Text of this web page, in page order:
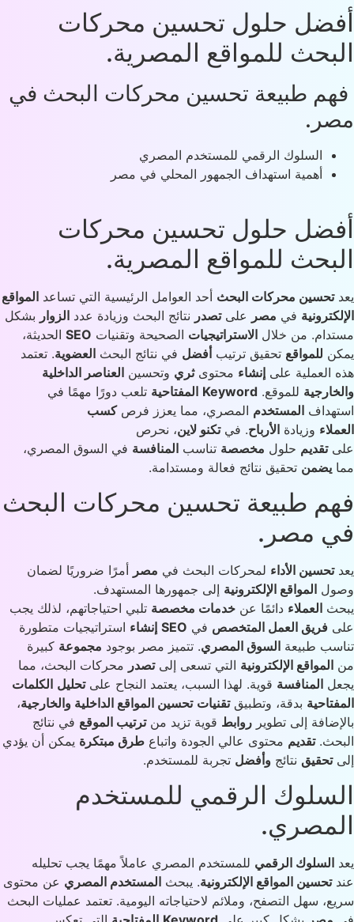
حلول تحسين محركات
للمواقع المصرية.
طبيعة تحسين محركات البحث في
السلوك الرقمي للمستخدم المصري
أهمية استهداف الجمهور المحلي في مصر
حلول تحسين محركات
للمواقع المصرية.
تحسين محركات البحثأحد العوامل الرئيسية التي تساعدالمواقع
فيمصرعلىتصدرنتائج البحث وزيادة عددالزواربشكل
من خلالالاستراتيجياتالصحيحة وتقنياتSEOالحديثة،
للمواقعتحقيق ترتيبأفضلفي نتائج البحثالعضوية. تعتمد
العملية علىإنشاءمحتوىثري وتحسينالعناصر الداخلية
للموقع.Keyword المفتاحيةتلعب دورًا مهمًا في
المستخدمالمصري، مما يعزز فرصكسب
وزيادةالأرباح. فيتكنو لاين، نحرص
تقديمحلولمخصصةتناسبالمنافسةفي السوق المصري،
يضمنتحقيق نتائج فعالة ومستدامة.
طبيعة تحسين محركات البحث
مصر.
تحسين الأداءلمحركات البحث فيمصرأمرًا ضروريًا لضمان
المواقع الإلكترونيةإلى جمهورها المستهدف.
العملاءدائمًا عنخدمات مخصصةتلبي احتياجاتهم، لذلك يجب
فريق العمل المتخصصفيSEO إنشاءاستراتيجيات متطورة
طبيعةالسوق المصري . تتميز مصر بوجودمجموعةكبيرة
المواقع الإلكترونيةالتي تسعى إلىتصدرمحركات البحث، مما
المنافسةقوية. لهذا السبب، يعتمد النجاح علىتحليل الكلمات
بدقة، وتطبيقتقنيات تحسين المواقع الداخلية والخارجية،
إلى تطويرروابطقوية تزيد منترتيب الموقعفي نتائج
تقديممحتوى عالي الجودة واتباعطرق مبتكرةيمكن أن يؤدي
تحقيقنتائجوأفضلتجربة للمستخدم.
الرقمي للمستخدم
السلوك الرقميللمستخدم المصري عاملاً مهمًا يجب تحليله
تحسين المواقع الإلكترونية. يبحثالمستخدم المصريعن محتوى
سهل التصفح، وملائم لاحتياجاته اليومية. تعتمد عمليات البحث